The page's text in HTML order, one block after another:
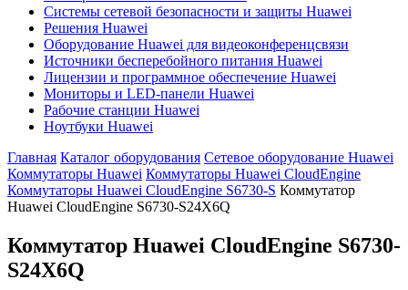
Системы сетевой безопасности и защиты Huawei
Решения Huawei
Оборудование Huawei для видеоконференцсвязи
Источники бесперебойного питания Huawei
Лицензии и программное обеспечение Huawei
Мониторы и LED-панели Huawei
Рабочие станции Huawei
Ноутбуки Huawei
Главная Каталог оборудования Сетевое оборудование Huawei
Коммутаторы Huawei Коммутаторы Huawei CloudEngine
Коммутаторы Huawei CloudEngine S6730-S Коммутатор
Huawei CloudEngine S6730-S24X6Q
Коммутатор Huawei CloudEngine S6730-
S24X6Q